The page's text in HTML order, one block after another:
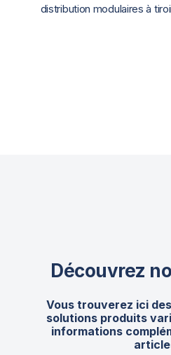
distribution modulaires à
Découvrez
Vous trouverez ici
solutions produits
informations